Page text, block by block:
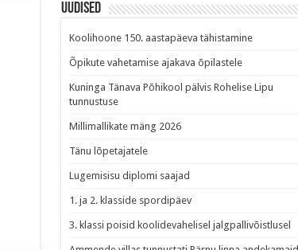
Uudised
Koolihoone 150. aastapäeva tähistamine
Õpikute vahetamise ajakava õpilastele
Kuninga Tänava Põhikool pälvis Rohelise Lipu
tunnustuse
Millimallikate mäng 2026
Tänu lõpetajatele
Lugemisisu diplomi saajad
1. ja 2. klasside spordipäev
3. klassi poisid koolidevahelisel jalgpallivõistlusel